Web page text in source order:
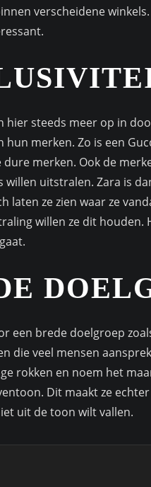
verscheidene
hier steeds meer op in
hun merken. Zo is een
merken. Ook de
willen uitstralen. Zara is
laten ze zien waar ze
willen ze dit houden.
een brede doelgroep
die veel mensen
rokken en noem het
Dit maakt ze
uit de toon wilt vallen.